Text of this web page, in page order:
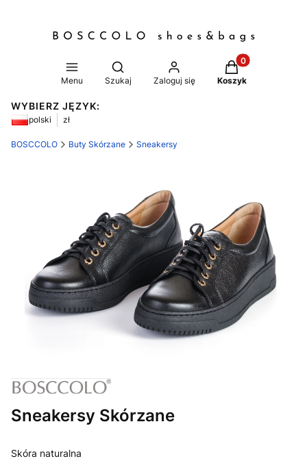
Menu
Otwórz wyszukiwarkę
Szukaj Zaloguj się
Produkty w
Koszyk
WYBIERZ JĘZYK:
polski zł
BOSCCOLO Buty Skórzane Sneakersy
Sneakersy Skórzane
Skóra naturalna